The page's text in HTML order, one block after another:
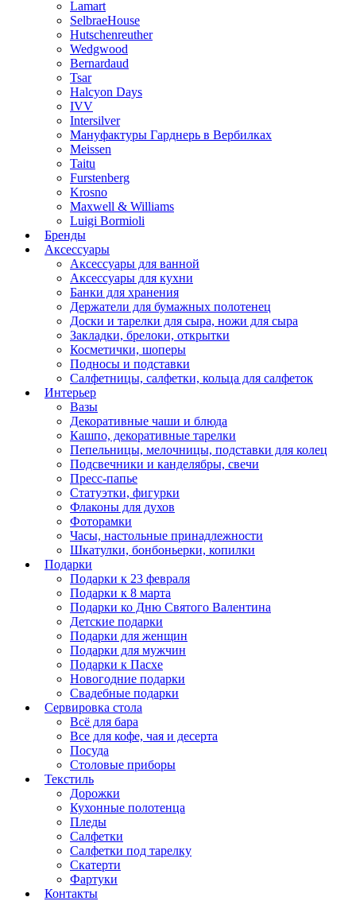
Lamart
SelbraeHouse
Hutschenreuther
Wedgwood
Bernardaud
Tsar
Halcyon Days
IVV
Intersilver
Мануфактуры Гарднерь в Вербилках
Meissen
Taitu
Furstenberg
Krosno
Maxwell & Williams
Luigi Bormioli
Бренды
Аксессуары
Аксессуары для ванной
Аксессуары для кухни
Банки для хранения
Держатели для бумажных полотенец
Доски и тарелки для сыра, ножи для сыра
Закладки, брелоки, открытки
Косметички, шоперы
Подносы и подставки
Салфетницы, салфетки, кольца для салфеток
Интерьер
Вазы
Декоративные чаши и блюда
Кашпо, декоративные тарелки
Пепельницы, мелочницы, подставки для колец
Подсвечники и канделябры, свечи
Пресс-папье
Статуэтки, фигурки
Флаконы для духов
Фоторамки
Часы, настольные принадлежности
Шкатулки, бонбоньерки, копилки
Подарки
Подарки к 23 февраля
Подарки к 8 марта
Подарки ко Дню Святого Валентина
Детские подарки
Подарки для женщин
Подарки для мужчин
Подарки к Пасхе
Новогодние подарки
Свадебные подарки
Сервировка стола
Всё для бара
Все для кофе, чая и десерта
Посуда
Столовые приборы
Текстиль
Дорожки
Кухонные полотенца
Пледы
Салфетки
Салфетки под тарелку
Скатерти
Фартуки
Контакты